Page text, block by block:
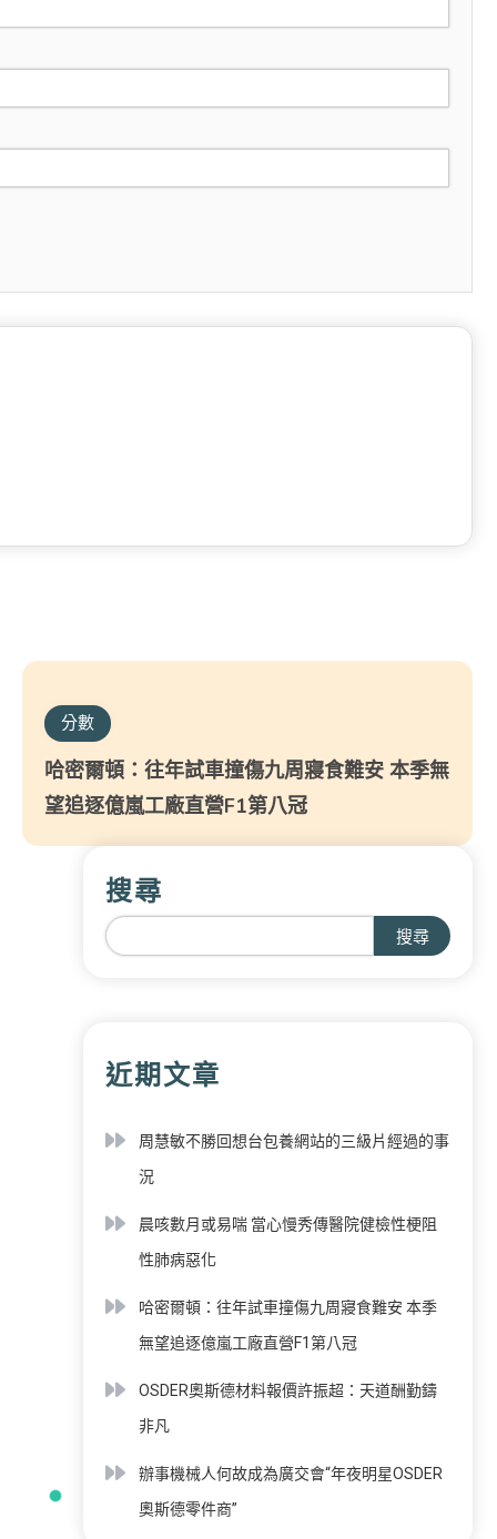
分數
哈密爾頓：往年試車撞傷九周寢食難安 本季無
望追逐億嵐工廠直營F1第八冠
搜尋
搜尋
近期文章
周慧敏不勝回想台包養網站的三級片經過的事
況
晨咳數月或易喘 當心慢秀傳醫院健檢性梗阻
性肺病惡化
哈密爾頓：往年試車撞傷九周寢食難安 本季
無望追逐億嵐工廠直營F1第八冠
OSDER奧斯德材料報價許振超：天道酬勤鑄
非凡
辦事機械人何故成為廣交會“年夜明星OSDER
奧斯德零件商”